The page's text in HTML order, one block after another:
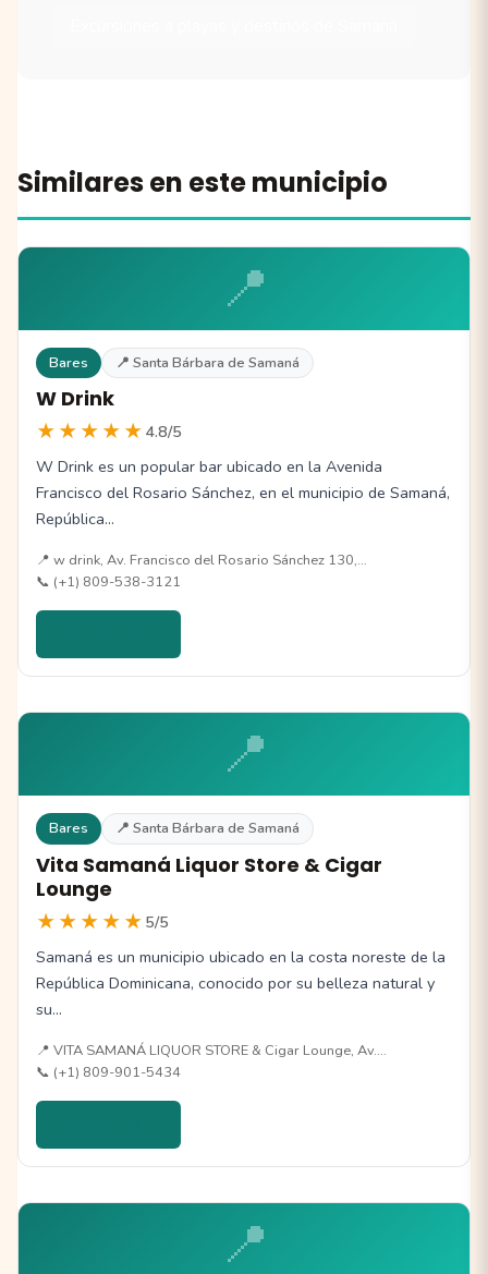
Similares en este municipio
📍
Bares 📍 Santa Bárbara de Samaná
W Drink
★★★★★ 4.8/5
W Drink es un popular bar ubicado en la Avenida
Francisco del Rosario Sánchez, en el municipio de Samaná,
República…
📍 w drink, Av. Francisco del Rosario Sánchez 130,…
📞 (+1) 809-538-3121
📍
Bares 📍 Santa Bárbara de Samaná
Vita Samaná Liquor Store & Cigar
Lounge
★★★★★ 5/5
Samaná es un municipio ubicado en la costa noreste de la
República Dominicana, conocido por su belleza natural y
su…
📍 VITA SAMANÁ LIQUOR STORE & Cigar Lounge, Av.…
📞 (+1) 809-901-5434
📍